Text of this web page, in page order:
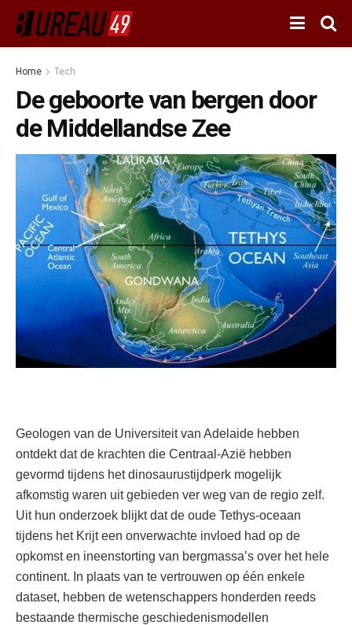
Home Tech
De geboorte van bergen door
de Middellandse Zee
Geologen van de Universiteit van Adelaide hebben
ontdekt dat de krachten die Centraal-Azië hebben
gevormd tijdens het dinosaurustijdperk mogelijk
afkomstig waren uit gebieden ver weg van de regio zelf.
Uit hun onderzoek blijkt dat de oude Tethys-oceaan
tijdens het Krijt een onverwachte invloed had op de
opkomst en ineenstorting van bergmassa’s over het hele
continent. In plaats van te vertrouwen op één enkele
dataset, hebben de wetenschappers honderden reeds
bestaande thermische geschiedenismodellen